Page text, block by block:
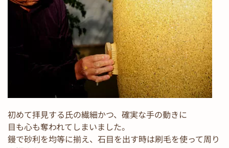
初めて拝見する氏の繊細かつ、確実な手の動きに
目も心も奪われてしまいました。
鏝で砂利を均等に揃え、石目を出す時は刷毛を使って周り